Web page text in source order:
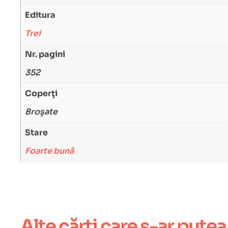
Editura
Trei
Nr. pagini
352
Coperţi
Broşate
Stare
Foarte bună